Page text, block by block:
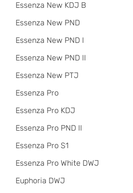
Essenza New KDJ B
Essenza New PND
Essenza New PND I
Essenza New PND II
Essenza New PTJ
Essenza Pro
Essenza Pro KDJ
Essenza Pro PND II
Essenza Pro S1
Essenza Pro White DWJ
Euphoria DWJ